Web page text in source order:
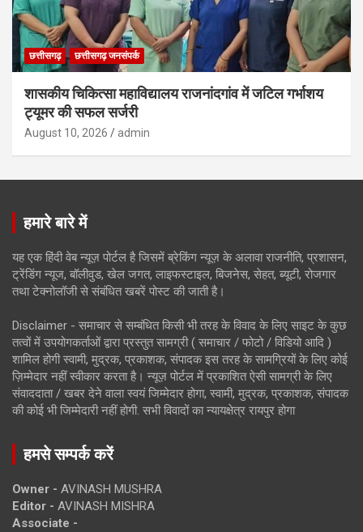
छत्तीसगढ़ छत्तीसगढ़ जनसंपर्क
शासकीय चिकित्सा महाविद्यालय राजनांदगांव में जटिल गर्भाशय
ट्यूमर की सफल सर्जरी
August 10, 2026 admin
हमारे बारे में
यह एक हिंदी वेब न्यूज़ पोर्टल है जिसमें ब्रेकिंग न्यूज़ के अलावा राजनीति, प्रशासन,
ट्रेंडिंग न्यूज, बॉलीवुड, खेल जगत, लाइफस्टाइल, बिजनेस, सेहत, ब्यूटी, रोजगार
तथा टेक्नोलॉजी से संबंधित खबरें पोस्ट की जाती है।
Disclaimer - समाचार से सम्बंधित किसी भी तरह के विवाद के लिए साइट के कुछ
तत्वों में उपयोगकर्ताओं द्वारा प्रस्तुत सामग्री ( समाचार / फोटो / विडियो आदि )
शामिल होगी स्वामी, मुद्रक, प्रकाशक, संपादक इस तरह के सामग्रियों के लिए कोई
ज़िम्मेदार नहीं स्वीकार करता है। न्यूज़ पोर्टल में प्रकाशित ऐसी सामग्री के लिए
संवाददाता / खबर देने वाला स्वयं जिम्मेदार होगा, स्वामी, मुद्रक, प्रकाशक, संपादक
की कोई भी जिम्मेदारी नहीं होगी. सभी विवादों का न्यायक्षेत्र रायपुर होगा
हमसे सम्पर्क करें
Owner - AVINASH MUSHRA
Editor - AVINASH MISHRA
Associate -